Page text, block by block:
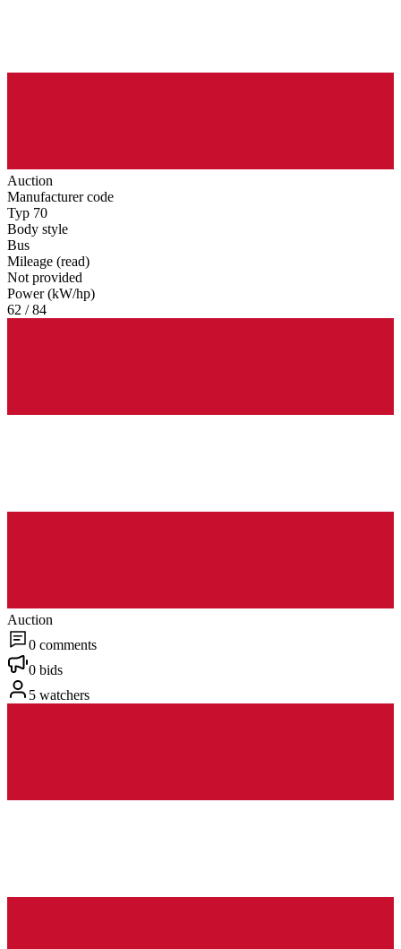
Auction
Manufacturer code
Typ 70
Body style
Bus
Mileage (read)
Not provided
Power (kW/hp)
62 / 84
Auction
0 comments
0 bids
5 watchers